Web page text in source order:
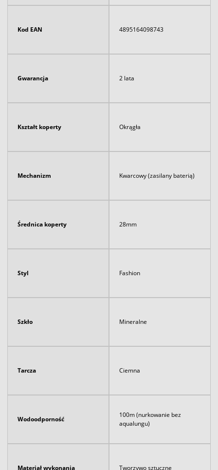
Kod EAN 4895164098743
Gwarancja 2 lata
Kształt koperty Okrągła
Mechanizm Kwarcowy (zasilany baterią)
Średnica koperty 28mm
Styl Fashion
Szkło Mineralne
Tarcza Ciemna
Wodoodporność
100m (nurkowanie bez
aqualungu)
Materiał wykonania Tworzywo sztuczne